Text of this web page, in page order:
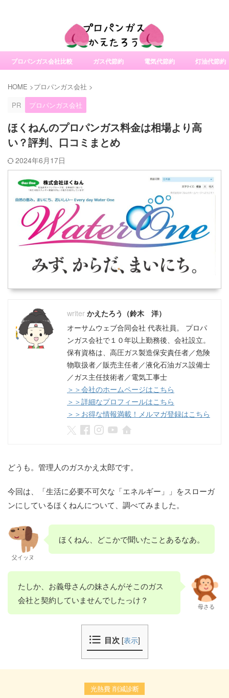
プロパンガス会社比較 ガス代節約 電気代節約 灯油代節約
HOME >プロパンガス会社 >
PR
プロパンガス会社
ほくねんのプロパンガス料金は相場より高
い？評判、口コミまとめ
2024年6月17日
かえたろう（鈴木 洋）
オーサムウェブ合同会社 代表社員。 プロパ
ンガス会社で１０年以上勤務後、会社設立。
保有資格は、高圧ガス製造保安責任者／危険
物取扱者／販売主任者／液化石油ガス設備士
／ガス主任技術者／電気工事士
＞＞会社のホームページはこちら
＞＞詳細なプロフィールはこちら
＞＞お得な情報満載！メルマガ登録はこちら
どうも。管理人のガスかえ太郎です。
今回は、「生活に必要不可欠な「エネルギー」」をスローガ
ンにしているほくねんについて、調べてみました。
父イッヌ
ほくねん、どこかで聞いたことあるなあ。
たしか、お義母さんの妹さんがそこのガス
会社と契約していませんでしたっけ？
母さる
目次 [表示]
光熱費 削減診断